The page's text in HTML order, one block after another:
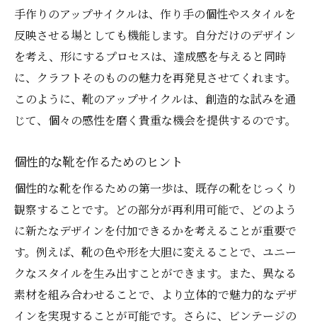
手作りのアップサイクルは、作り手の個性やスタイルを
反映させる場としても機能します。自分だけのデザイン
を考え、形にするプロセスは、達成感を与えると同時
に、クラフトそのものの魅力を再発見させてくれます。
このように、靴のアップサイクルは、創造的な試みを通
じて、個々の感性を磨く貴重な機会を提供するのです。
個性的な靴を作るためのヒント
個性的な靴を作るための第一歩は、既存の靴をじっくり
観察することです。どの部分が再利用可能で、どのよう
に新たなデザインを付加できるかを考えることが重要で
す。例えば、靴の色や形を大胆に変えることで、ユニー
クなスタイルを生み出すことができます。また、異なる
素材を組み合わせることで、より立体的で魅力的なデザ
インを実現することが可能です。さらに、ビンテージの